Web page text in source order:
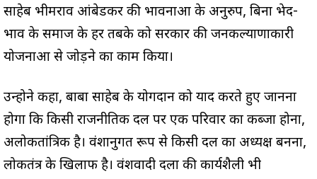
साहेब भीमराव आंबेडकर की भावनाओं के अनुरुप, बिना भेद-
भाव के समाज के हर तबके को सरकार की जनकल्याणाकारी
योजनाओं से जोड़ने का काम किया।
उन्होने कहा, बाबा साहेब के योगदान को याद करते हुए जानना
होगा कि किसी राजनीतिक दल पर एक परिवार का कब्जा होना,
अलोकतांत्रिक है। वंशानुगत रूप से किसी दल का अध्यक्ष बनना,
लोकतंत्र के खिलाफ है। वंशवादी दलों की कार्यशैली भी